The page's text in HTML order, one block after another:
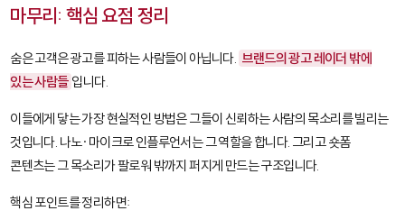
마무리: 핵심 요점 정리
숨은 고객은 광고를 피하는 사람들이 아닙니다. 브랜드의 광고 레이더 밖에
있는 사람들 입니다.
이들에게 닿는 가장 현실적인 방법은 그들이 신뢰하는 사람의 목소리를 빌리는
것입니다. 나노·마이크로 인플루언서는 그 역할을 합니다. 그리고 숏폼
콘텐츠는 그 목소리가 팔로워 밖까지 퍼지게 만드는 구조입니다.
핵심 포인트를 정리하면: